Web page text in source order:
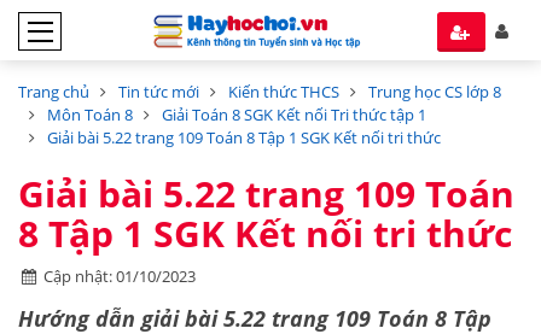
Trang chủ Tin tức mới Kiến thức THCS
Trung học CS lớp 8
Môn Toán 8
Giải Toán 8 SGK Kết nối Tri thức tập 1
Giải bài 5.22 trang 109 Toán 8 Tập 1 SGK Kết nối tri thức
Giải bài 5.22 trang 109 Toán
8 Tập 1 SGK Kết nối tri thức
Cập nhật: 01/10/2023
Hướng dẫn giải bài 5.22 trang 109 Toán 8 Tập